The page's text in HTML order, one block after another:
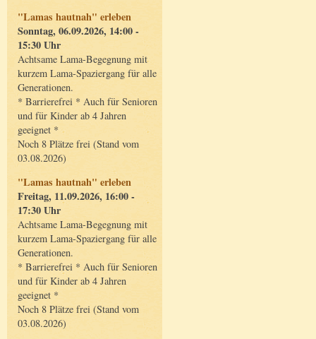
"Lamas hautnah" erleben
Sonntag, 06.09.2026, 14:00 -
15:30 Uhr
Achtsame Lama-Begegnung mit
kurzem Lama-Spaziergang für alle
Generationen.
* Barrierefrei * Auch für Senioren
und für Kinder ab 4 Jahren
geeignet *
Noch 8 Plätze frei (Stand vom
03.08.2026)
"Lamas hautnah" erleben
Freitag, 11.09.2026, 16:00 -
17:30 Uhr
Achtsame Lama-Begegnung mit
kurzem Lama-Spaziergang für alle
Generationen.
* Barrierefrei * Auch für Senioren
und für Kinder ab 4 Jahren
geeignet *
Noch 8 Plätze frei (Stand vom
03.08.2026)